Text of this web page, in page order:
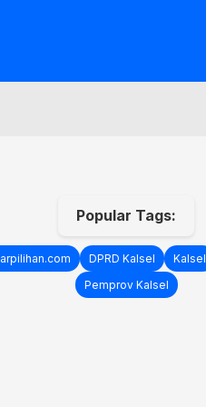
Popular Tags:
DPRD Kalsel Kalsel
Pemprov Kalsel